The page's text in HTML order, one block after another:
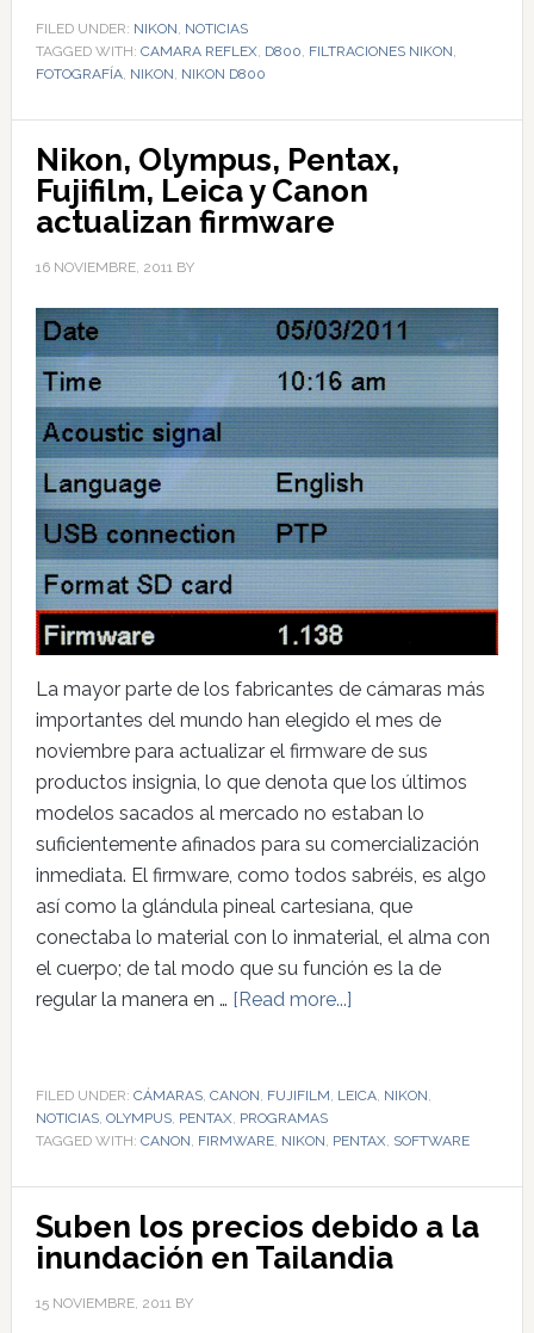
FILED UNDER: NIKON, NOTICIAS
TAGGED WITH: CAMARA REFLEX, D800, FILTRACIONES NIKON,
FOTOGRAFÍA, NIKON, NIKON D800
Nikon, Olympus, Pentax,
Fujifilm, Leica y Canon
actualizan firmware
16 NOVIEMBRE, 2011BY
La mayor parte de los fabricantes de cámaras más
importantes del mundo han elegido el mes de
noviembre para actualizar el firmware de sus
productos insignia, lo que denota que los últimos
modelos sacados al mercado no estaban lo
suficientemente afinados para su comercialización
inmediata. El firmware, como todos sabréis, es algo
así como la glándula pineal cartesiana, que
conectaba lo material con lo inmaterial, el alma con
el cuerpo; de tal modo que su función es la de
regular la manera en … [Read more...]
FILED UNDER: CÁMARAS, CANON, FUJIFILM, LEICA, NIKON,
NOTICIAS, OLYMPUS, PENTAX, PROGRAMAS
TAGGED WITH: CANON, FIRMWARE, NIKON, PENTAX, SOFTWARE
Suben los precios debido a la
inundación en Tailandia
15 NOVIEMBRE, 2011BY